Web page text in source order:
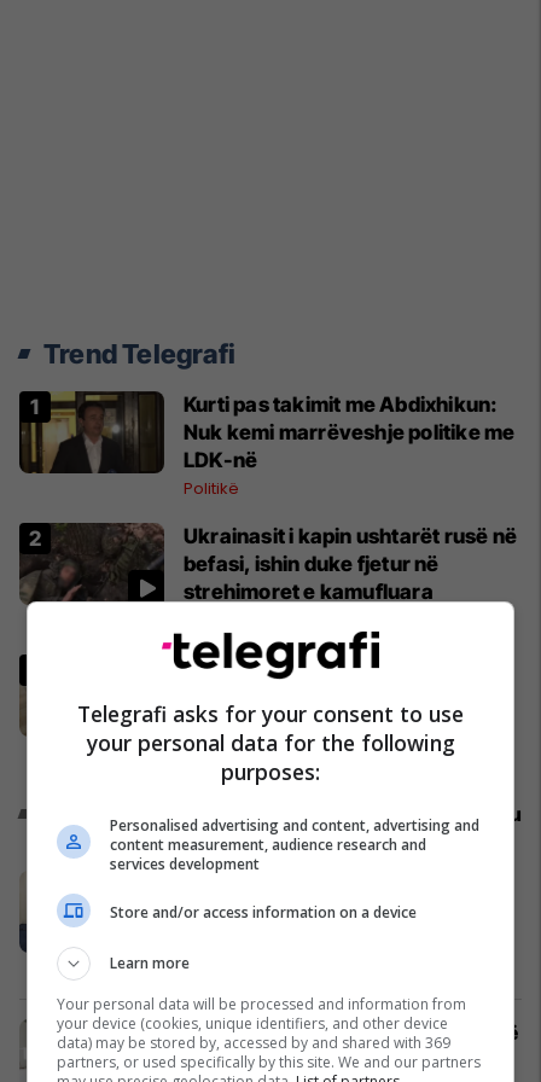
Trend Telegrafi
Kurti pas takimit me Abdixhikun:
Nuk kemi marrëveshje politike me
LDK-në
Politikë
Ukrainasit i kapin ushtarët rusë në
befasi, ishin duke fjetur në
strehimoret e kamufluara
Vaj palme e përbërës të
kryesore të prezantuara nga
AUV-i pas kontrollit në sektorin e
qumështit
Të Tjera
Promo Reklamo këtu
robotikës: Kosova drejt Koresë së
Objekt 2475m² me qira në Sllatinë të
Madhe – hapësirë e përshtatshme
Telegrafi asks for your consent to use
your personal data for the following
purposes:
Personalised advertising and content, advertising and
content measurement, audience research and
services development
Store and/or access information on a device
Learn more
Your personal data will be processed and information from
your device (cookies, unique identifiers, and other device
data) may be stored by, accessed by and shared with 369
partners, or used specifically by this site. We and our partners